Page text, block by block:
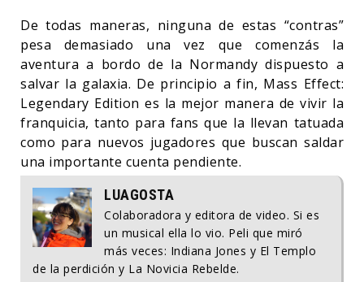
De todas maneras, ninguna de estas “contras”
pesa demasiado una vez que comenzás la
aventura a bordo de la Normandy dispuesto a
salvar la galaxia. De principio a fin, Mass Effect:
Legendary Edition es la mejor manera de vivir la
franquicia, tanto para fans que la llevan tatuada
como para nuevos jugadores que buscan saldar
una importante cuenta pendiente.
LUAGOSTA
Colaboradora y editora de video. Si es
un musical ella lo vio. Peli que miró
más veces: Indiana Jones y El Templo
de la perdición y La Novicia Rebelde.